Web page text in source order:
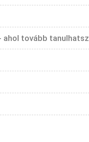
ahol tovább tanulhatsz